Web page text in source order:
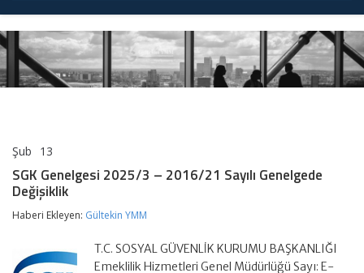
Şub 13
2025/3
Sayılı
Değişiklik
için
SGK Genelgesi 2025/3 – 2016/21 Sayılı Genelgede
Değişiklik
Haberi Ekleyen: Gültekin YMM
T.C. SOSYAL GÜVENLİK KURUMU BAŞKANLIĞI
Emeklilik Hizmetleri Genel Müdürlüğü Sayı: E-